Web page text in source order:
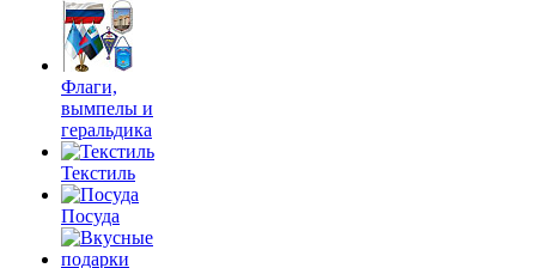
Флаги,
вымпелы и
геральдика
Текстиль
Посуда